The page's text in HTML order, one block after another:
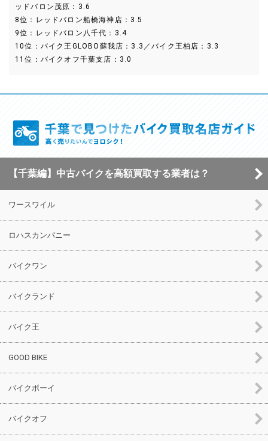
ッドバロン茂原：3.6
8位：レッドバロン船橋海神店：3.5
9位：レッドバロン八千代：3.4
10位：バイク王GLOBO蘇我店：3.3／バイク王柏店：3.3
11位：バイクオフ千葉支店：3.0
【千葉編】中古バイクを高額買取する業者は？
ワースワイル
ロハスカンパニー
バイクワン
バイクランド
バイク王
GOOD BIKE
バイクボーイ
バイクオフ